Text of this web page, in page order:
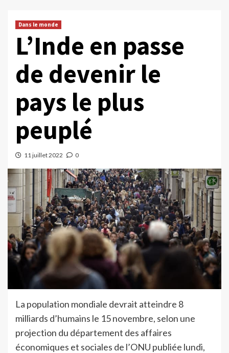
Dans le monde
L’Inde en passe
de devenir le
pays le plus
peuplé
11 juillet 2022 0
La population mondiale devrait atteindre 8
milliards d’humains le 15 novembre, selon une
projection du département des affaires
économiques et sociales de l’ONU publiée lundi,